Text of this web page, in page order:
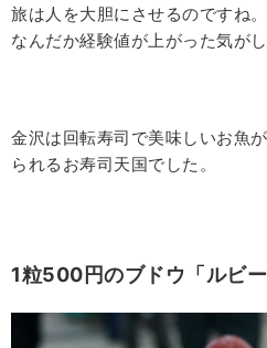
旅は人を大胆にさせるのですね
なんだか経験値が上がった気がし
金沢は回転寿司で美味しいお魚
られるお寿司天国でした。
1粒500円のブドウ「ルビー